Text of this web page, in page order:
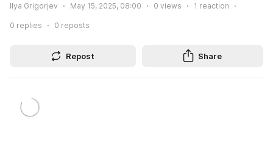
Ilya Grigorjev May 15, 2025, 08:00 0 views 1 reaction
0 replies 0 reposts
Repost Share